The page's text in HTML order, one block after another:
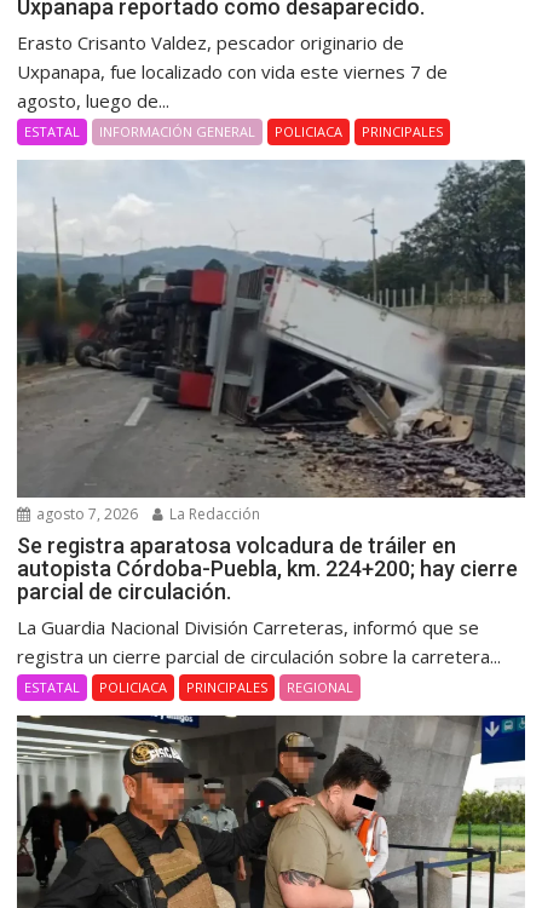
Uxpanapa reportado como desaparecido.
Erasto Crisanto Valdez, pescador originario de
Uxpanapa, fue localizado con vida este viernes 7 de
agosto, luego de...
ESTATAL INFORMACIÓN GENERAL POLICIACA PRINCIPALES
agosto 7, 2026 La Redacción
Se registra aparatosa volcadura de tráiler en
autopista Córdoba-Puebla, km. 224+200; hay cierre
parcial de circulación.
La Guardia Nacional División Carreteras, informó que se
registra un cierre parcial de circulación sobre la carretera...
ESTATAL POLICIACA PRINCIPALES REGIONAL